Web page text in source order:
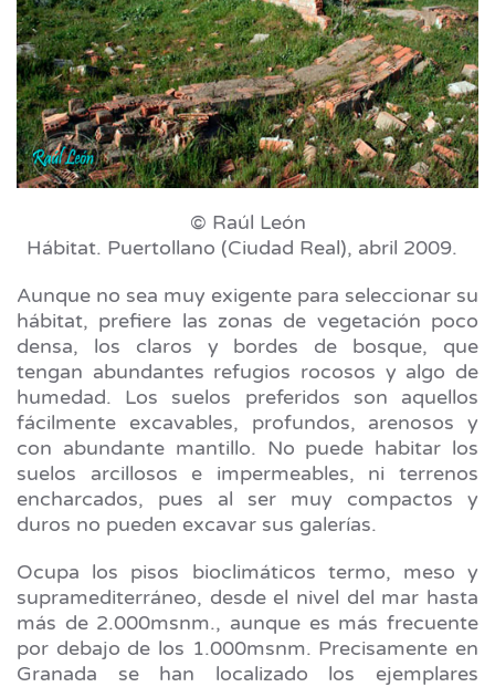
© Raúl León
Hábitat. Puertollano (Ciudad Real), abril 2009.
Aunque no sea muy exigente para seleccionar su
hábitat, prefiere las zonas de vegetación poco
densa, los claros y bordes de bosque, que
tengan abundantes refugios rocosos y algo de
humedad. Los suelos preferidos son aquellos
fácilmente excavables, profundos, arenosos y
con abundante mantillo. No puede habitar los
suelos arcillosos e impermeables, ni terrenos
encharcados, pues al ser muy compactos y
duros no pueden excavar sus galerías.
Ocupa los pisos bioclimáticos termo, meso y
supramediterráneo, desde el nivel del mar hasta
más de 2.000msnm., aunque es más frecuente
por debajo de los 1.000msnm. Precisamente en
Granada se han localizado los ejemplares